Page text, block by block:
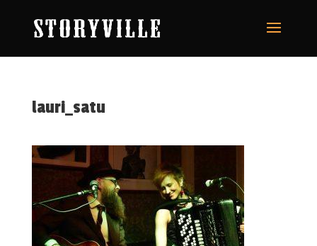
lauri_satu